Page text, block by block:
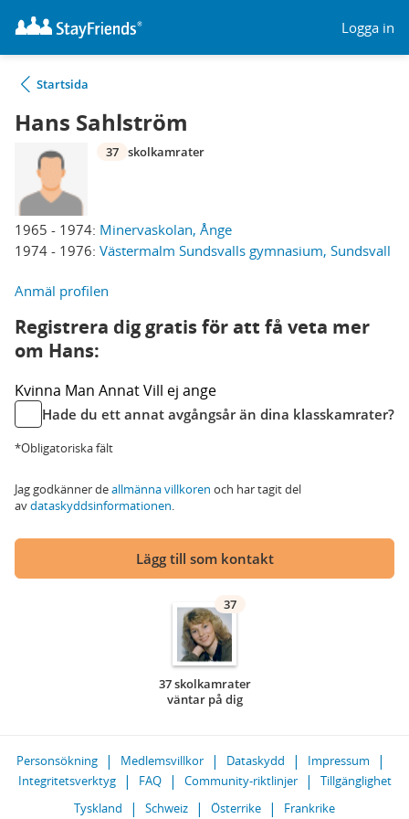
Logga in
Startsida
Hans Sahlström
1965 - 1974: Minervaskolan, Ånge
1974 - 1976: Västermalm Sundsvalls gymnasium, Sundsvall
37 skolkamrater
Anmäl profilen
Registrera dig gratis för att få veta mer
om Hans:
Kvinna Man AnnatVill ej ange
Hade du ett annat avgångsår än dina klasskamrater?
*Obligatoriska fält
Jag godkänner deallmänna villkoren och har tagit del
avdataskyddsinformationen.
Lägg till som kontakt
37
37 skolkamrater
väntar på dig
Personsökning Medlemsvillkor Dataskydd
Impressum
Integritetsverktyg
FAQ Community-riktlinjer
Tillgänglighet
Tyskland
Schweiz Österrike Frankrike